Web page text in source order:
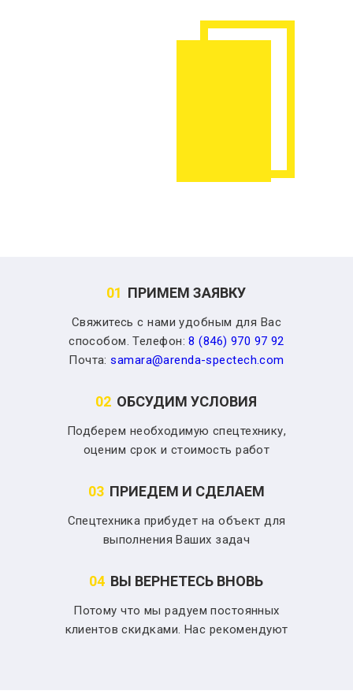
01 ПРИМЕМ ЗАЯВКУ
Свяжитесь с нами удобным для Вас
способом. Телефон:8 (846) 970 97 92
Почта:samara@arenda-spectech.com
02 ОБСУДИМ УСЛОВИЯ
Подберем необходимую спецтехнику,
оценим срок и стоимость работ
03 ПРИЕДЕМ И СДЕЛАЕМ
Спецтехника прибудет на объект для
выполнения Ваших задач
04 ВЫ ВЕРНЕТЕСЬ ВНОВЬ
Потому что мы радуем постоянных
клиентов скидками. Нас рекомендуют